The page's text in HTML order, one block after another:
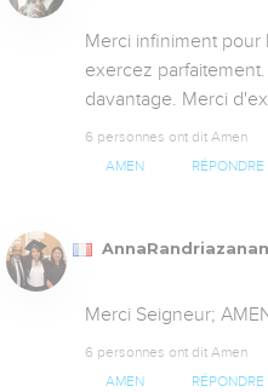
Merci infiniment
exercez
davantage. Merci
6 personnes ont dit Amen
AMEN RÉPONDRE
Merci Seigneur;
6 personnes ont dit Amen
AMEN RÉPONDRE